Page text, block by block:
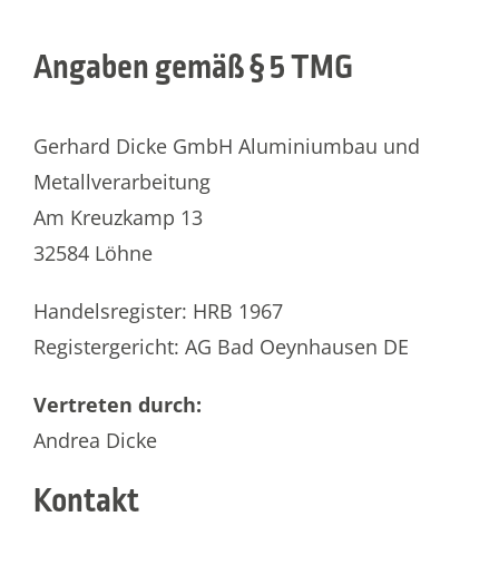
Angaben gemäß § 5 TMG
Gerhard Dicke GmbH Aluminiumbau und
Metallverarbeitung
Am Kreuzkamp 13
32584 Löhne
Handelsregister: HRB 1967
Registergericht: AG Bad Oeynhausen DE
Vertreten durch:
Andrea Dicke
Kontakt